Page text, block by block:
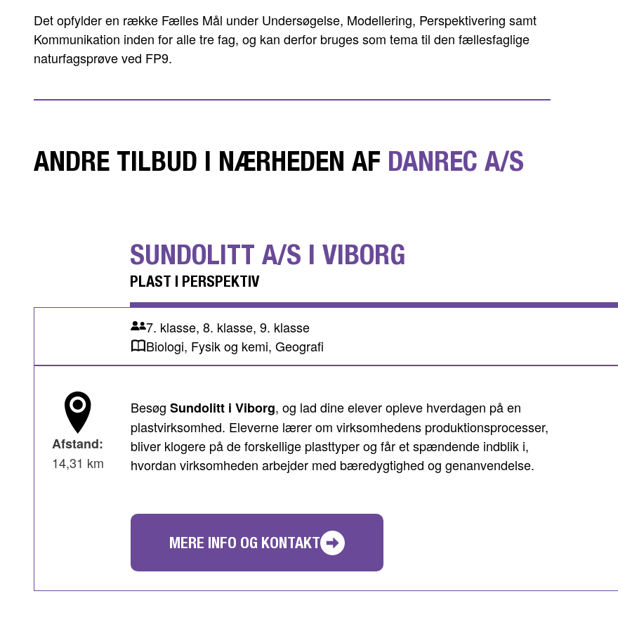
Det opfylder en række Fælles Mål under Undersøgelse, Modellering, Perspektivering samt
Kommunikation inden for alle tre fag, og kan derfor bruges som tema til den fællesfaglige
naturfagsprøve ved FP9.
ANDRE TILBUD I NÆRHEDEN AF DANREC A/S
SUNDOLITT A/S I VIBORG
PLAST I PERSPEKTIV
7. klasse, 8. klasse, 9. klasse
Biologi, Fysik og kemi, Geografi
Afstand:
14,31 km
BesøgSundolitt i Viborg, og lad dine elever opleve hverdagen på en
plastvirksomhed. Eleverne lærer om virksomhedens produktionsprocesser,
bliver klogere på de forskellige plasttyper og får et spændende indblik i,
hvordan virksomheden arbejder med bæredygtighed og genanvendelse.
MERE INFO OG KONTAKT